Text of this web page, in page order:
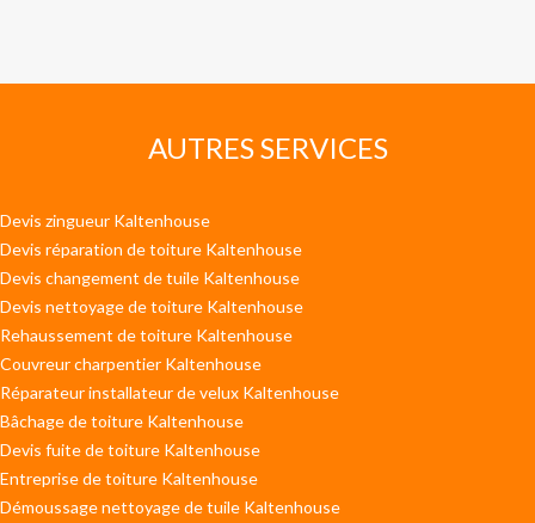
AUTRES SERVICES
Devis zingueur Kaltenhouse
Devis réparation de toiture Kaltenhouse
Devis changement de tuile Kaltenhouse
Devis nettoyage de toiture Kaltenhouse
Rehaussement de toiture Kaltenhouse
Couvreur charpentier Kaltenhouse
Réparateur installateur de velux Kaltenhouse
Bâchage de toiture Kaltenhouse
Devis fuite de toiture Kaltenhouse
Entreprise de toiture Kaltenhouse
Démoussage nettoyage de tuile Kaltenhouse